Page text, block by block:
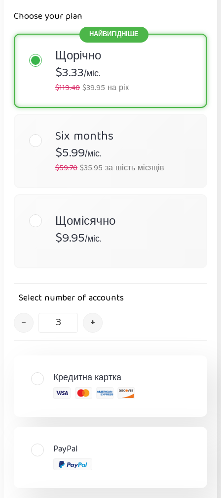
Choose your plan
Щорічно
$3.33/міс.
$119.40$39.95 на рік
Six months
$5.99/міс.
$59.70$35.95 за шість місяців
Щомісячно
$9.95/міс.
Select number of accounts
– +
Кредитна картка
PayPal